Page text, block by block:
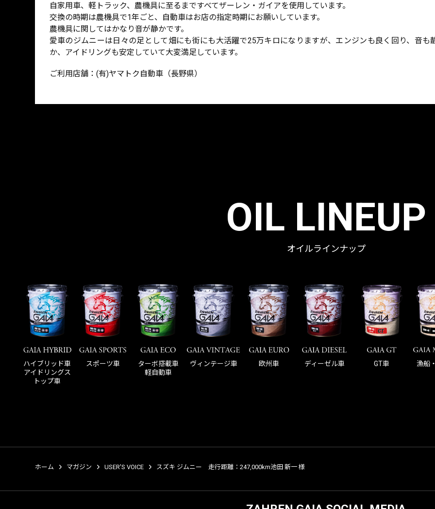
自家用車、軽トラック、農機具に至るまですべてザーレン・ガイアを使用しています。
交換の時期は農機具で1年ごと、自動車はお店の指定時期にお願いしています。
農機具に関してはかなり音が静かです。
愛車のジムニーは日々の足として畑にも街にも大活躍で25万キロになりますが、エンジンも良く回り、音も
か、アイドリングも安定していて大変満足しています。
ご利用店舗：(有)ヤマトク自動車（長野県）
OIL LINEUP
オイルラインナップ
ハイブリッド車
アイドリングス
トップ車
スポーツ車
ターボ搭載車
軽自動車
ヴィンテージ車 欧州車 ディーゼル車 GT車 漁船
ホーム マガジン USER'S VOICE スズキ ジムニー 走行距離：247,000km池田 新一 様